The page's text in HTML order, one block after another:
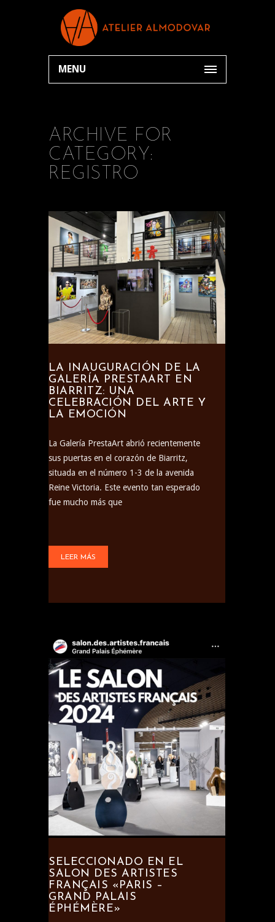
MENU
ARCHIVE FOR
CATEGORY:
REGISTRO
LA INAUGURACIÓN DE LA
GALERÍA PRESTAART EN
BIARRITZ: UNA
CELEBRACIÓN DEL ARTE Y
LA EMOCIÓN
La Galería PrestaArt abrió recientemente
sus puertas en el corazón de Biarritz,
situada en el número 1-3 de la avenida
Reine Victoria. Este evento tan esperado
fue mucho más que
LEER MÁS
SELECCIONADO EN EL
SALON DES ARTISTES
FRANÇAIS «PARIS –
GRAND PALAIS
ÉPHÉMÈRE»